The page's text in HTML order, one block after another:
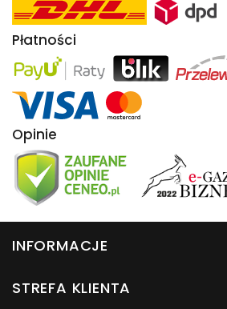
Płatności
Opinie
INFORMACJE
STREFA KLIENTA